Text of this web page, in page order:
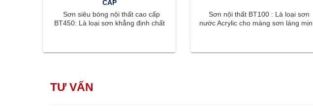
CẤP
Sơn siêu bóng nội thất cao cấp
BT450: Là loại sơn khẳng định chất
Sơn nội thất BT100 : Là loại sơn
nước Acrylic cho màng sơn láng
TƯ VẤN